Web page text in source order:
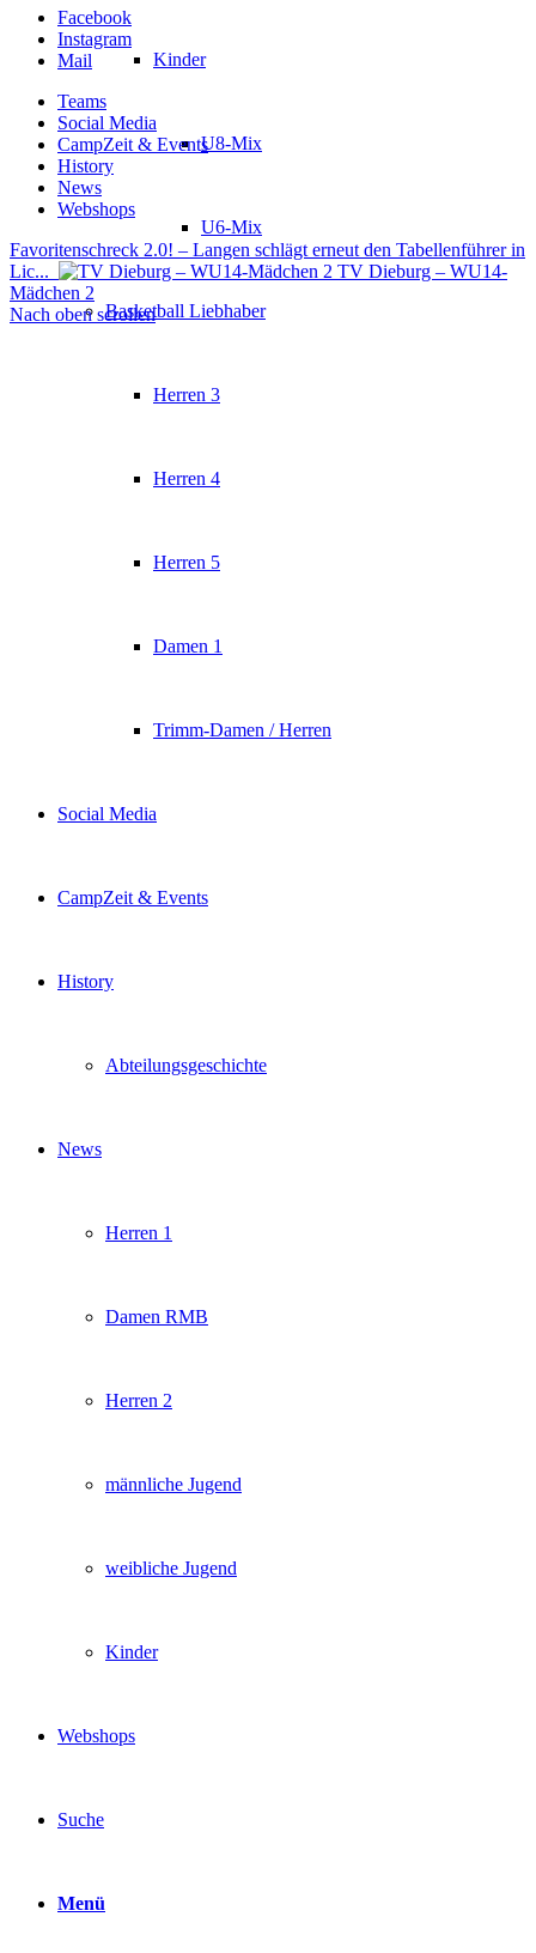
Kinder
U8-Mix
U6-Mix
Basketball Liebhaber
Herren 3
Herren 4
Herren 5
Damen 1
Trimm-Damen / Herren
Social Media
CampZeit & Events
History
Abteilungsgeschichte
News
Herren 1
Damen RMB
Herren 2
männliche Jugend
weibliche Jugend
Kinder
Webshops
Suche
Menü
Facebook
Instagram
Mail
Teams
Social Media
CampZeit & Events
History
News
Webshops
Favoritenschreck 2.0! – Langen schlägt erneut den Tabellenführer in
Lic...
TV Dieburg – WU14-
Mädchen 2
Nach oben scrollen